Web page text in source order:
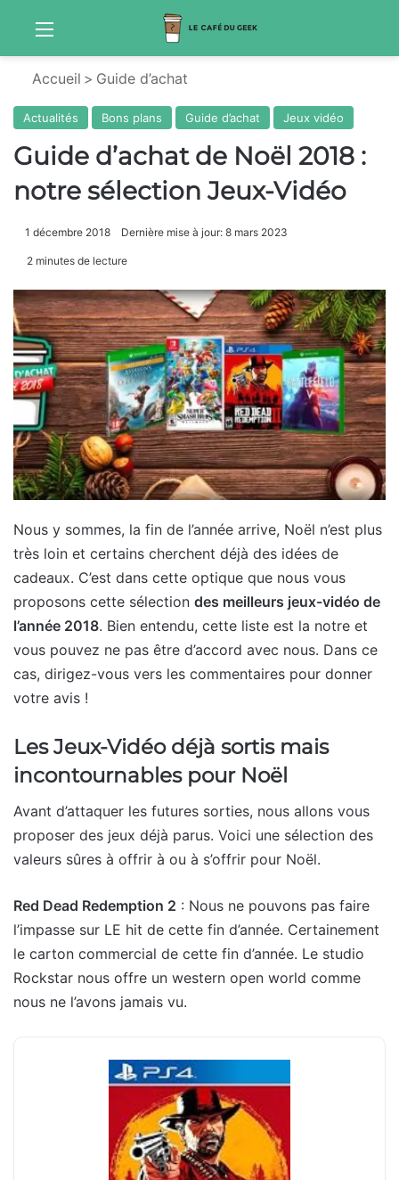
Accueil > Guide d’achat
Actualités Bons plans Guide d’achat Jeux vidéo
Guide d’achat de Noël 2018 :
notre sélection Jeux-Vidéo
1 décembre 2018 Dernière mise à jour: 8 mars 2023
2 minutes de lecture
Nous y sommes, la fin de l’année arrive, Noël n’est plus
très loin et certains cherchent déjà des idées de
cadeaux. C’est dans cette optique que nous vous
proposons cette sélection des meilleurs jeux-vidéo de
l’année 2018. Bien entendu, cette liste est la notre et
vous pouvez ne pas être d’accord avec nous. Dans ce
cas, dirigez-vous vers les commentaires pour donner
votre avis !
Les Jeux-Vidéo déjà sortis mais
incontournables pour Noël
Avant d’attaquer les futures sorties, nous allons vous
proposer des jeux déjà parus. Voici une sélection des
valeurs sûres à offrir à ou à s’offrir pour Noël.
Red Dead Redemption 2 : Nous ne pouvons pas faire
l’impasse sur LE hit de cette fin d’année. Certainement
le carton commercial de cette fin d’année. Le studio
Rockstar nous offre un western open world comme
nous ne l’avons jamais vu.